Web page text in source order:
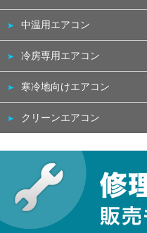
中温用エアコン
冷房専用エアコン
寒冷地向けエアコン
クリーンエアコン